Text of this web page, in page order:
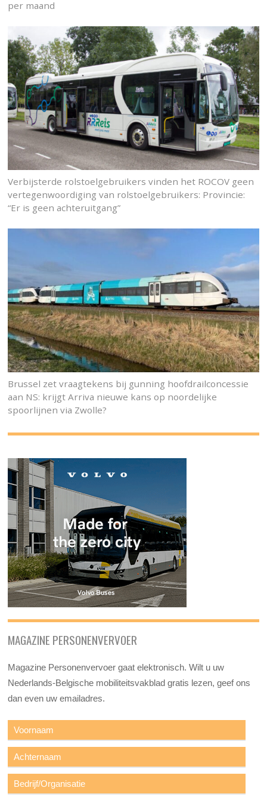
per maand
Verbijsterde rolstoelgebruikers vinden het ROCOV geen
vertegenwoordiging van rolstoelgebruikers: Provincie:
“Er is geen achteruitgang”
Brussel zet vraagtekens bij gunning hoofdrailconcessie
aan NS: krijgt Arriva nieuwe kans op noordelijke
spoorlijnen via Zwolle?
MAGAZINE PERSONENVERVOER
Magazine Personenvervoer gaat elektronisch. Wilt u uw
Nederlands-Belgische mobiliteitsvakblad gratis lezen, geef ons
dan even uw emailadres.